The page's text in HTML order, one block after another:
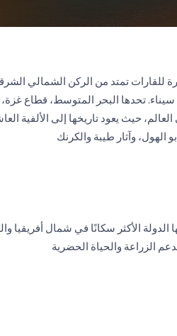
للقارات تمتد من الركن الشمالي
تحدها البحر المتوسط، قطاع غزة،
حيث يعود تاريخها إلى الألفية
الهول، وآثار طيبة والكرنك
نسمة، مما يجعلها الدولة الأكثر سكانًا في شمال أفريقيا
الزراعة والحياة الحضرية